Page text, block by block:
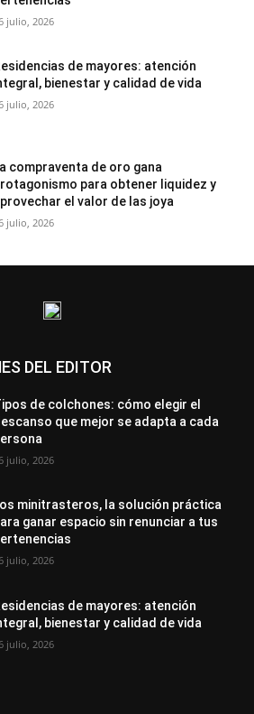
julio, 2026
de mayores: atención
bienestar y calidad de vida
julio, 2026
compraventa de oro gana
para obtener liquidez y
el valor de las joya
julio, 2026
DEL EDITOR
de colchones: cómo elegir el
que mejor se adapta a cada
julio, 2026
minitrasteros, la solución práctica
ganar espacio sin renunciar a tus
julio, 2026
de mayores: atención
bienestar y calidad de vida
julio, 2026